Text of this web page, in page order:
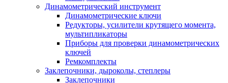
Динамометрический инструмент
Динамометрические ключи
Редукторы, усилители крутящего момента,
мультипликаторы
Приборы для проверки динамометрических
ключей
Ремкомплекты
Заклепочники, дыроколы, степлеры
Заклепочники